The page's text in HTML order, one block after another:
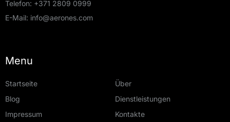
Telefon: +371 2809 0999
E-Mail: info@aerones.com
Menu
Startseite
Über
Blog
Dienstleistungen
Impressum
Kontakte